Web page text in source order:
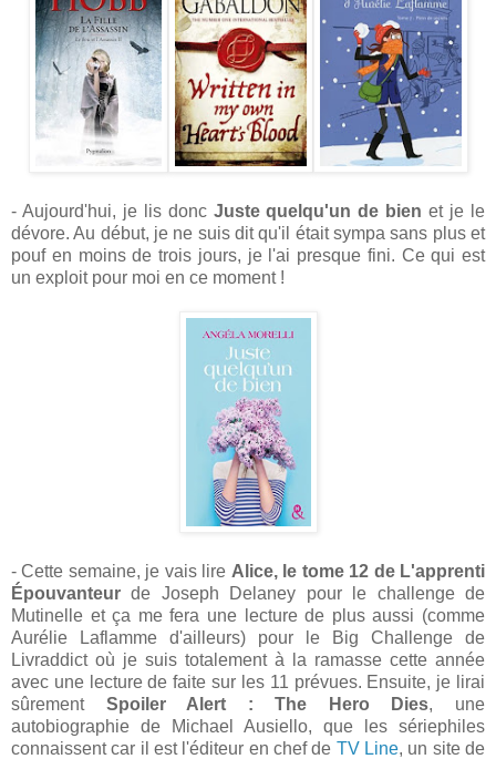
- Aujourd'hui, je lis donc Juste quelqu'un de bien et je le
dévore. Au début, je ne suis dit qu'il était sympa sans plus et
pouf en moins de trois jours, je l'ai presque fini. Ce qui est
un exploit pour moi en ce moment !
- Cette semaine, je vais lire Alice, le tome 12 de L'apprenti
Épouvanteur de Joseph Delaney pour le challenge de
Mutinelle et ça me fera une lecture de plus aussi (comme
Aurélie Laflamme d'ailleurs) pour le Big Challenge de
Livraddict où je suis totalement à la ramasse cette année
avec une lecture de faite sur les 11 prévues. Ensuite, je lirai
sûrement Spoiler Alert : The Hero Dies, une
autobiographie de Michael Ausiello, que les sériephiles
connaissent car il est l'éditeur en chef de TV Line, un site de